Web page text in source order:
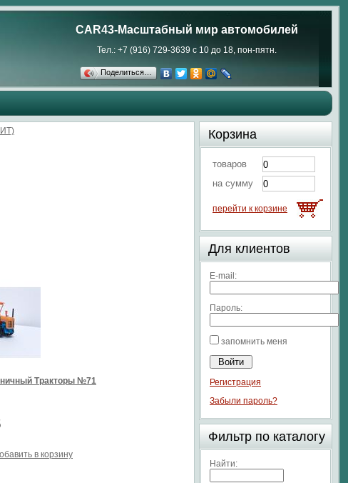
CAR43-Масштабный мир автомобилей
Тел.: +7 (916) 729-3639 с 10 до 18, пон-пятн.
Поделиться…
Тракторы №71
в корзину
Корзина
товаров
на сумму
перейти к корзине
Для клиентов
E-mail:
Пароль:
запомнить меня
Регистрация
Забыли пароль?
Фильтр по каталогу
Найти: